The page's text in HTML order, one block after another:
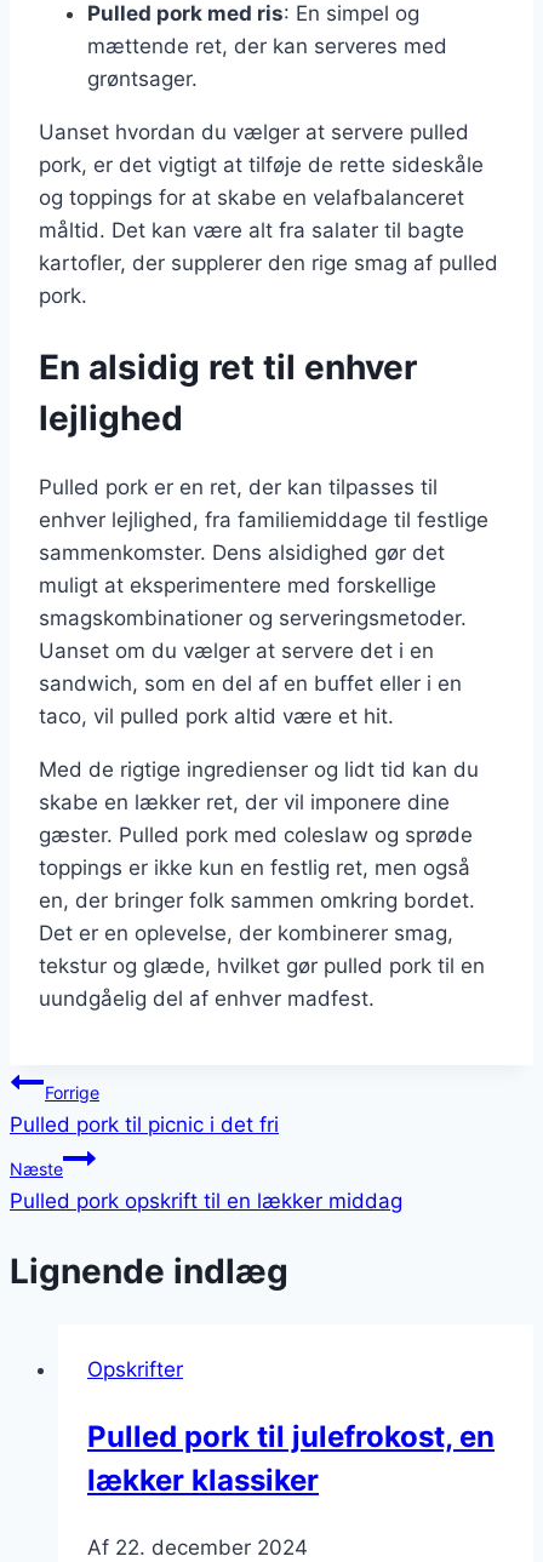
Pulled pork med ris: En simpel og
mættende ret, der kan serveres med
grøntsager.
Uanset hvordan du vælger at servere pulled
pork, er det vigtigt at tilføje de rette sideskåle
og toppings for at skabe en velafbalanceret
måltid. Det kan være alt fra salater til bagte
kartofler, der supplerer den rige smag af pulled
pork.
En alsidig ret til enhver
lejlighed
Pulled pork er en ret, der kan tilpasses til
enhver lejlighed, fra familiemiddage til festlige
sammenkomster. Dens alsidighed gør det
muligt at eksperimentere med forskellige
smagskombinationer og serveringsmetoder.
Uanset om du vælger at servere det i en
sandwich, som en del af en buffet eller i en
taco, vil pulled pork altid være et hit.
Med de rigtige ingredienser og lidt tid kan du
skabe en lækker ret, der vil imponere dine
gæster. Pulled pork med coleslaw og sprøde
toppings er ikke kun en festlig ret, men også
en, der bringer folk sammen omkring bordet.
Det er en oplevelse, der kombinerer smag,
tekstur og glæde, hvilket gør pulled pork til en
uundgåelig del af enhver madfest.
Indlægsnavigation
Forrige
Pulled pork til picnic i det fri
Næste
Pulled pork opskrift til en lækker middag
Lignende indlæg
Opskrifter
Pulled pork til julefrokost, en
lækker klassiker
Af 22. december 2024